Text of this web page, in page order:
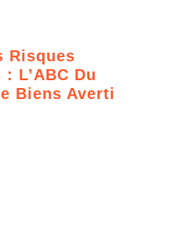
Risques
L’ABC Du
Biens Averti